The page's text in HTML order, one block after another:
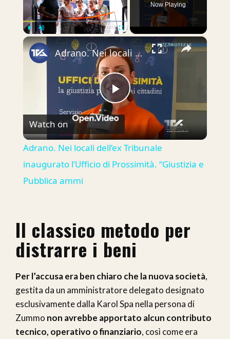
Unmute Fullscreen
Now Playing
×
Play
Video
Adrano. Nei locali dell’ex Tribunale inaugurato l’Ufficio di Prossimità. “Giustizia e Pubblica ammi
Watch on
Adrano. Nei locali dell’ex Tribunale
inaugurato l’Ufficio di Prossimità. “Giustizia e
Pubblica ammi
Il classico metodo per
distrarre i beni
Per l’accusa era ben chiaro che la nuova società,
gestita da un amministratore delegato designato
esclusivamente dalla Karol Spa nella persona di
Zummo non avrebbe apportato alcun contributo
tecnico, operativo o finanziario, così come era